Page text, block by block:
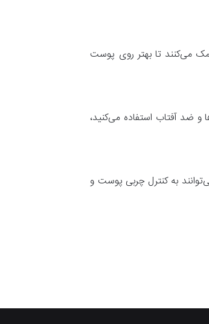
می‌کنند تا بهتر روی پوست
ضد آفتاب استفاده می‌کنید،
به کنترل چربی پوست و